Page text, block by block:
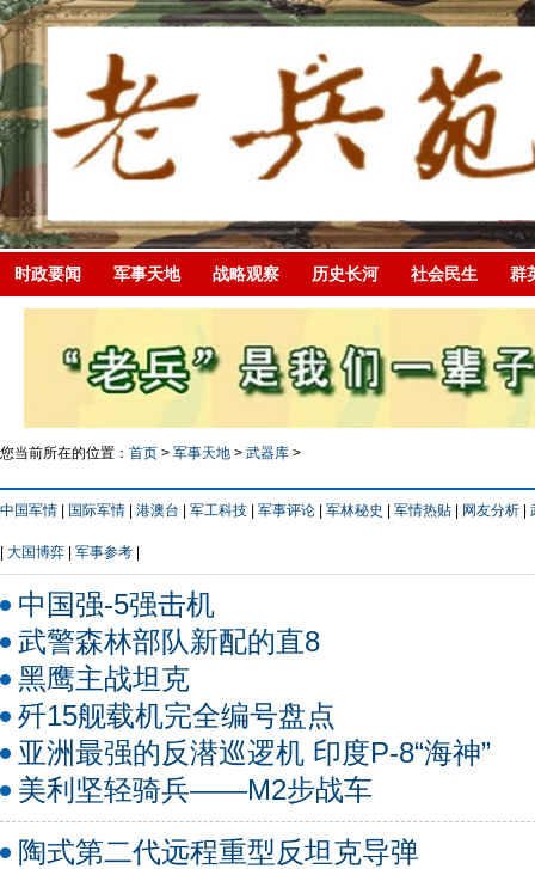
时政要闻 军事天地 战略观察 历史长河 社会民生 群
您当前所在的位置： 首页 > 军事天地 > 武器库 >
中国军情 国际军情 港澳台 军工科技 军事评论 军林秘史 军情热贴 网友分析
大国博弈 军事参考
中国强-5强击机
武警森林部队新配的直8
黑鹰主战坦克
歼15舰载机完全编号盘点
亚洲最强的反潜巡逻机 印度P-8“海神”
美利坚轻骑兵——M2步战车
陶式第二代远程重型反坦克导弹